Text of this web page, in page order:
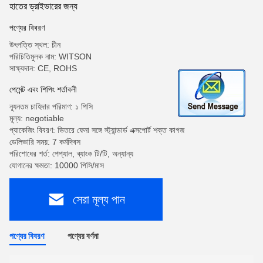
হাতের ড্রাইভারের জন্য
পণ্যের বিবরণ
উৎপত্তি স্থল: চীন
পরিচিতিমুলক নাম: WITSON
সাক্ষ্যদান: CE, ROHS
পেমেন্ট এবং শিপিং শর্তাবলী
ন্যূনতম চাহিদার পরিমাণ: ১ পিসি
মূল্য: negotiable
প্যাকেজিং বিবরণ: ভিতরে ফেনা সঙ্গে স্ট্যান্ডার্ড এক্সপোর্ট শক্ত কাগজ
ডেলিভারি সময়: 7 কর্মদিবস
পরিশোধের শর্ত: পেপ্যাল, ব্যাংক টি/টি, অন্যান্য
যোগানের ক্ষমতা: 10000 পিসি/মাস
সেরা মূল্য পান
পণ্যের বিবরণ পণ্যের বর্ণনা